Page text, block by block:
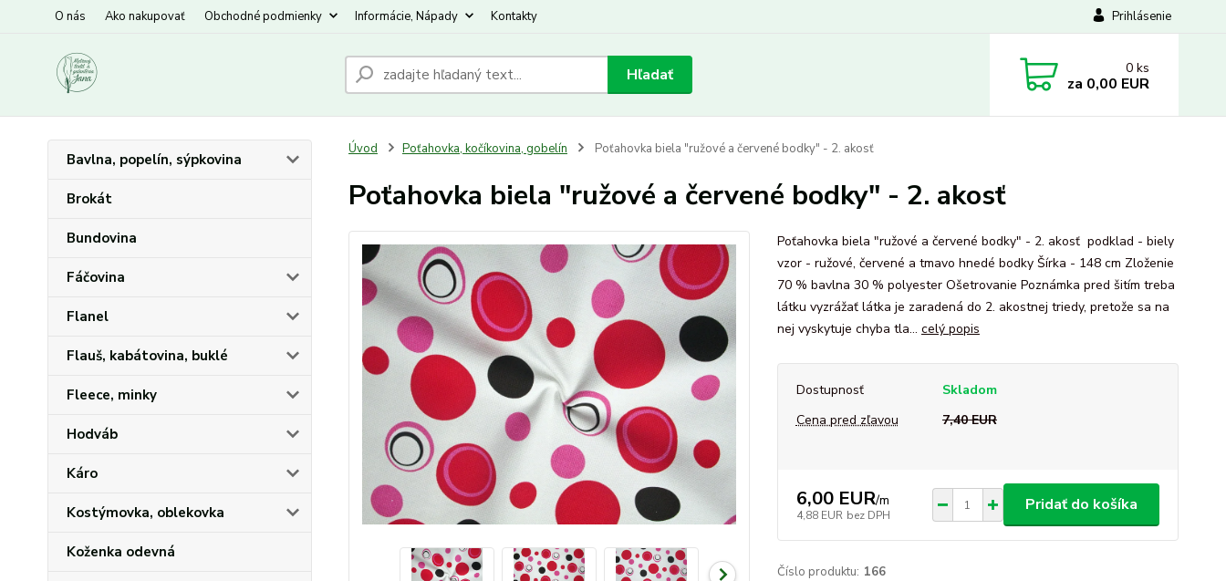
O nás Ako nakupovať Obchodné podmienky Informácie, Nápady Kontakty Prihlásenie
Hľadať 0 ks
za 0,00 EUR
Bavlna, popelín, sýpkovina
Brokát
Bundovina
Fáčovina
Flanel
Flauš, kabátovina, buklé
Fleece, minky
Hodváb
Káro
Kostýmovka, oblekovka
Koženka odevná
Úvod Poťahovka, kočíkovina, gobelín Poťahovka biela "ružové a červené bodky" - 2. akosť
Poťahovka biela "ružové a červené bodky" - 2. akosť
Poťahovka biela "ružové a červené bodky" - 2. akosť podklad - biely
vzor - ružové, červené a tmavo hnedé bodky Šírka - 148 cm Zloženie
70 % bavlna 30 % polyester Ošetrovanie Poznámka pred šitím treba
látku vyzrážať látka je zaradená do 2. akostnej triedy, pretože sa na
nej vyskytuje chyba tla... celý popis
Dostupnosť
Skladom
Cena pred zľavou
7,40 EUR
6,00 EUR/m
4,88 EUR bez DPH
Pridať do košíka
Číslo produktu: 166